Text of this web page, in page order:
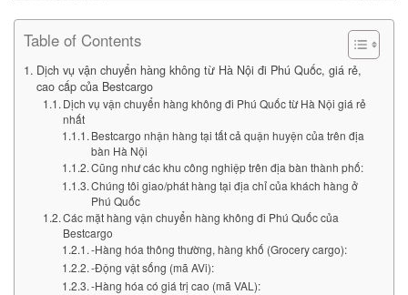
Table of Contents
Dịch vụ vận chuyển hàng không từ Hà Nội đi Phú Quốc, giá rẻ,
cao cấp của Bestcargo
Dịch vụ vận chuyển hàng không đi Phú Quốc từ Hà Nội giá rẻ
nhất
Bestcargo nhận hàng tại tất cả quận huyện của trên địa
bàn Hà Nội
Cũng như các khu công nghiệp trên địa bàn thành phố:
Chúng tôi giao/phát hàng tại địa chỉ của khách hàng ở
Phú Quốc
Các mặt hàng vận chuyển hàng không đi Phú Quốc của
Bestcargo
-Hàng hóa thông thường, hàng khố (Grocery cargo):
-Động vật sống (mã AVi):
-Hàng hóa có giá trị cao (mã VAL):